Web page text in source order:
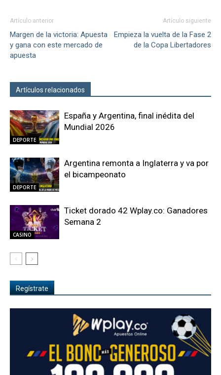
Artículo anterior
Margen de la victoria: Apuesta
y gana con este mercado de
apuesta
Artículo siguiente
Empieza la vuelta de la Fase 2
de la Copa Libertadores
Artículos relacionados
DEPORTE
España y Argentina, final inédita del
Mundial 2026
DEPORTE
Argentina remonta a Inglaterra y va por
el bicampeonato
CASINO
Ticket dorado 42 Wplay.co: Ganadores
Semana 2
Regístrate